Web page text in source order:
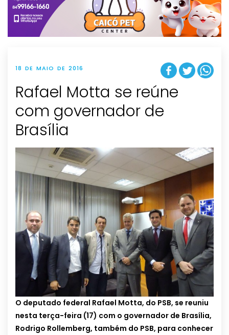
t
i
o
n
18 DE MAIO DE 2016
Rafael Motta se reúne
com governador de
O deputado federal Rafael Motta, do PSB, se reuniu
nesta terça-feira (17) com o governador de Brasília,
Rodrigo Rollemberg, também do PSB, para conhecer